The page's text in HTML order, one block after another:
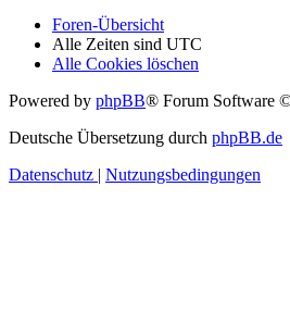
Foren-Übersicht
Alle Zeiten sind UTC
Alle Cookies löschen
Powered by phpBB® Forum Software
Deutsche Übersetzung durch phpBB.de
Datenschutz | Nutzungsbedingungen